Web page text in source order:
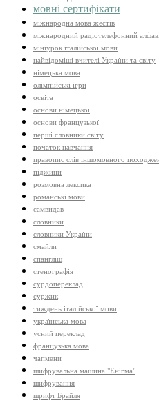
мовні сертифікати
міжнародна мова жестів
міжнародний радіотелефонний
мініурок італійської мови
найвідоміші вчителі України та світу
німецька мова
олімпійські ігри
освіта
основи німецької
основи французької
перші словники світу
початок навчання
правопис слів іншомовного
піджини
розмовна лексика
романські мови
самвидав
словники
словники України
смайли
спангліш
стенографія
сурдопереклад
суржик
тиждень італійської мови
українська мова
усний переклад
французька мова
чапмени
шифрувальна машина "Енігма"
шифрування
шрифт Брайля